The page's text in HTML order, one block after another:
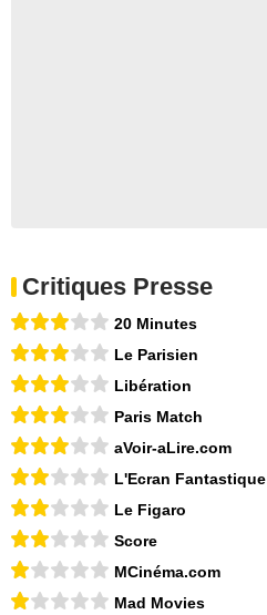
Critiques Presse
20 Minutes
Le Parisien
Libération
Paris Match
aVoir-aLire.com
L'Ecran Fantastique
Le Figaro
Score
MCinéma.com
Mad Movies